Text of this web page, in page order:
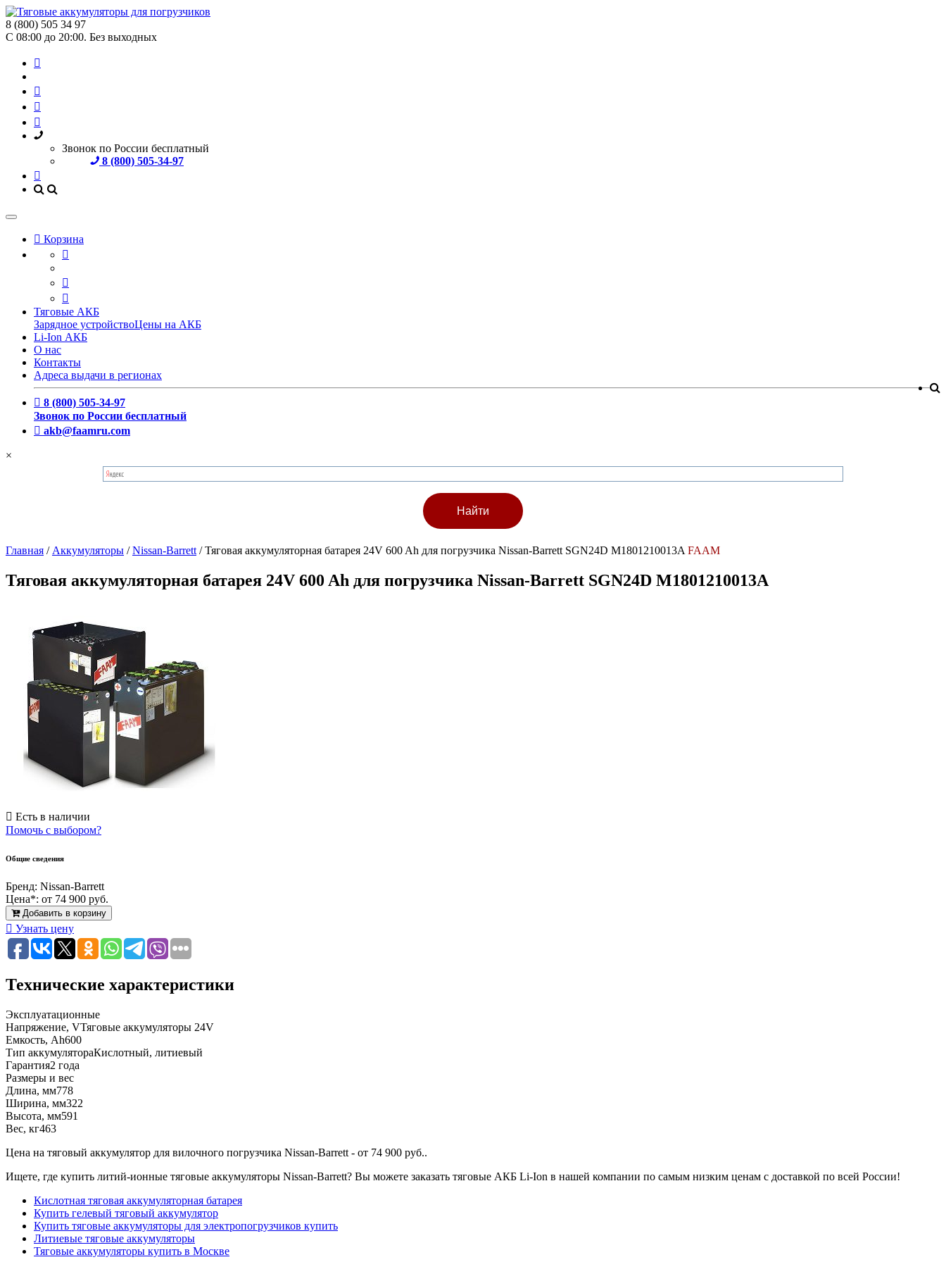
8 (800) 505 34 97
С 08:00 до 20:00. Без выходных
Звонок по России бесплатный
8 (800) 505-34-97
Корзина
Тяговые АКБ
Зарядное устройствоЦены на АКБ
Li-Ion АКБ
О нас
Контакты
Адреса выдачи в регионах
8 (800) 505-34-97
Звонок по России бесплатный
akb@faamru.com
×
Главная / Аккумуляторы /Nissan-Barrett /Тяговая аккумуляторная батарея 24V 600 Ah для погрузчика Nissan-Barrett SGN24D M1801210013A FAAM
Тяговая аккумуляторная батарея 24V 600 Ah для погрузчика Nissan-Barrett SGN24D M1801210013A
Есть в наличии
Помочь с выбором?
Общие сведения
Бренд: Nissan-Barrett
Цена*: от 74 900 руб.
Добавить в корзину
Узнать цену
Технические характеристики
Эксплуатационные
Напряжение, VТяговые аккумуляторы 24V
Емкость, Ah600
Тип аккумулятораКислотный, литиевый
Гарантия2 года
Размеры и вес
Длина, мм778
Ширина, мм322
Высота, мм591
Вес, кг463
Цена на тяговый аккумулятор для вилочного погрузчика Nissan-Barrett - от 74 900 руб..
Ищете, где купить литий-ионные тяговые аккумуляторы Nissan-Barrett? Вы можете заказать тяговые АКБ Li-Ion в нашей компании по самым низким ценам с доставкой по всей России!
Кислотная тяговая аккумуляторная батарея
Купить гелевый тяговый аккумулятор
Купить тяговые аккумуляторы для электропогрузчиков купить
Литиевые тяговые аккумуляторы
Тяговые аккумуляторы купить в Москве